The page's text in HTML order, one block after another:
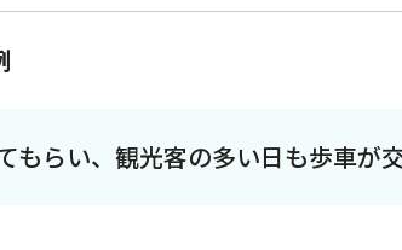
らい、観光客の多い日も歩車が